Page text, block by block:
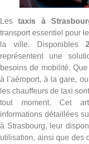
Lestaxis à
transport essentiel pour
la ville. Disponibles
représentent une
besoins de mobilité.
à l’aéroport, à la gare,
les chauffeurs de taxi
tout moment. Cet
informations détaillées
à Strasbourg, leur
utilisation, ainsi que des